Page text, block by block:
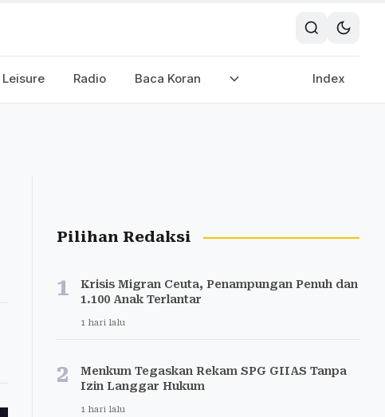
Leisure Radio Baca Koran Index
Pilihan Redaksi
1
Krisis Migran Ceuta, Penampungan Penuh dan
1.100 Anak Terlantar
1 hari lalu
2
Menkum Tegaskan Rekam SPG GIIAS Tanpa
Izin Langgar Hukum
1 hari lalu